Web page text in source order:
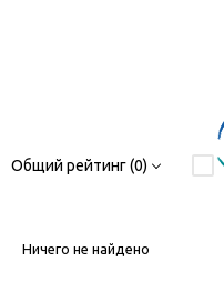
Общий рейтинг (0)
Ничего не найдено